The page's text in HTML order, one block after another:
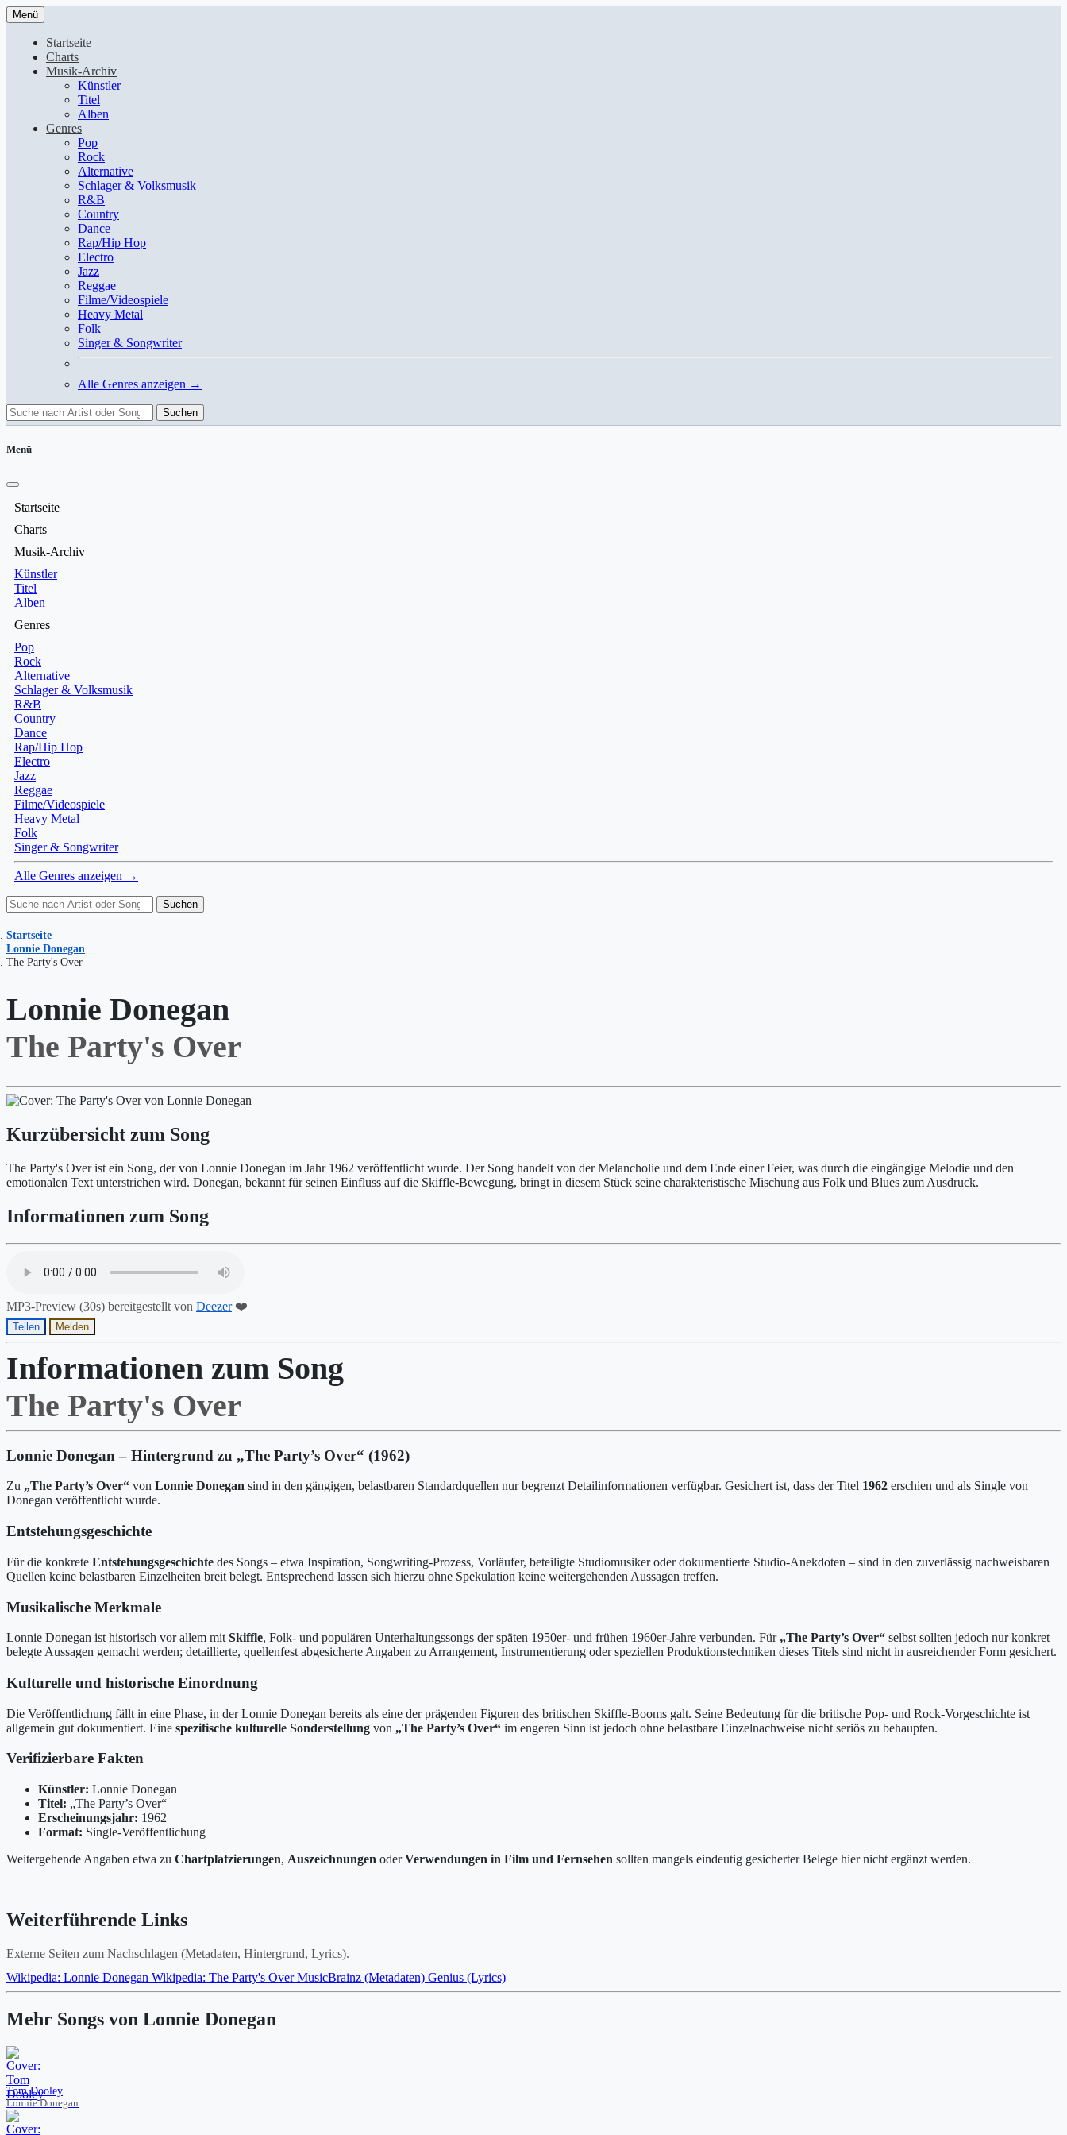
Menü
Startseite
Charts
Musik-Archiv
Künstler
Titel
Alben
Genres
Pop
Rock
Alternative
Schlager & Volksmusik
R&B
Country
Dance
Rap/Hip Hop
Electro
Jazz
Reggae
Filme/Videospiele
Heavy Metal
Folk
Singer & Songwriter
Alle Genres anzeigen →
Suchen
Menü
Startseite
Charts
Musik-Archiv
Künstler
Titel
Alben
Genres
Pop
Rock
Alternative
Schlager & Volksmusik
R&B
Country
Dance
Rap/Hip Hop
Electro
Jazz
Reggae
Filme/Videospiele
Heavy Metal
Folk
Singer & Songwriter
Alle Genres anzeigen →
Suchen
Startseite
Lonnie Donegan
The Party's Over
Lonnie Donegan
The Party's Over
Kurzübersicht zum Song
The Party's Over ist ein Song, der von Lonnie Donegan im Jahr 1962 veröffentlicht wurde. Der Song handelt von der Melancholie und dem Ende einer Feier, was durch die eingängige Melodie und den
emotionalen Text unterstrichen wird. Donegan, bekannt für seinen Einfluss auf die Skiffle-Bewegung, bringt in diesem Stück seine charakteristische Mischung aus Folk und Blues zum Ausdruck.
Informationen zum Song
MP3-Preview (30s) bereitgestellt von Deezer❤️
Teilen Melden
Informationen zum Song
The Party's Over
Lonnie Donegan – Hintergrund zu „The Party’s Over“ (1962)
Zu „The Party’s Over“ von Lonnie Donegan sind in den gängigen, belastbaren Standardquellen nur begrenzt Detailinformationen verfügbar. Gesichert ist, dass der Titel 1962 erschien und als Single von
Donegan veröffentlicht wurde.
Entstehungsgeschichte
Für die konkrete Entstehungsgeschichte des Songs – etwa Inspiration, Songwriting-Prozess, Vorläufer, beteiligte Studiomusiker oder dokumentierte Studio-Anekdoten – sind in den zuverlässig nachweisbaren
Quellen keine belastbaren Einzelheiten breit belegt. Entsprechend lassen sich hierzu ohne Spekulation keine weitergehenden Aussagen treffen.
Musikalische Merkmale
Lonnie Donegan ist historisch vor allem mit Skiffle, Folk- und populären Unterhaltungssongs der späten 1950er- und frühen 1960er-Jahre verbunden. Für „The Party’s Over“ selbst sollten jedoch nur konkret
belegte Aussagen gemacht werden; detaillierte, quellenfest abgesicherte Angaben zu Arrangement, Instrumentierung oder speziellen Produktionstechniken dieses Titels sind nicht in ausreichender Form gesichert.
Kulturelle und historische Einordnung
Die Veröffentlichung fällt in eine Phase, in der Lonnie Donegan bereits als eine der prägenden Figuren des britischen Skiffle-Booms galt. Seine Bedeutung für die britische Pop- und Rock-Vorgeschichte ist
allgemein gut dokumentiert. Eine spezifische kulturelle Sonderstellung von „The Party’s Over“ im engeren Sinn ist jedoch ohne belastbare Einzelnachweise nicht seriös zu behaupten.
Verifizierbare Fakten
Künstler: Lonnie Donegan
Titel: „The Party’s Over“
Erscheinungsjahr: 1962
Format: Single-Veröffentlichung
Weitergehende Angaben etwa zu Chartplatzierungen, Auszeichnungen oderVerwendungen in Film und Fernsehen sollten mangels eindeutig gesicherter Belege hier nicht ergänzt werden.
Weiterführende Links
Externe Seiten zum Nachschlagen (Metadaten, Hintergrund, Lyrics).
Wikipedia: Lonnie Donegan Wikipedia: The Party's OverMusicBrainz (Metadaten) Genius (Lyrics)
Mehr Songs von Lonnie Donegan
Tom Dooley
Lonnie Donegan